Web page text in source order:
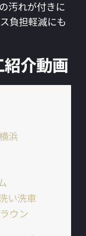
汚れが付きに
負担軽減にも
介動画
浜
い洗車
ウン